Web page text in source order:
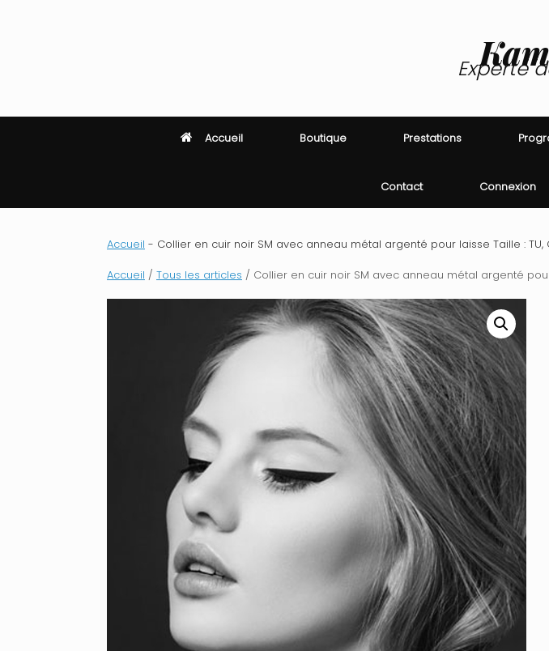
Experte
Accueil Boutique Prestations
Contact Connexion
Accueil - Collier en cuir noir SM avec anneau métal argenté pour laisse Taille : TU,
Accueil / Tous les articles / Collier en cuir noir SM avec anneau métal argenté